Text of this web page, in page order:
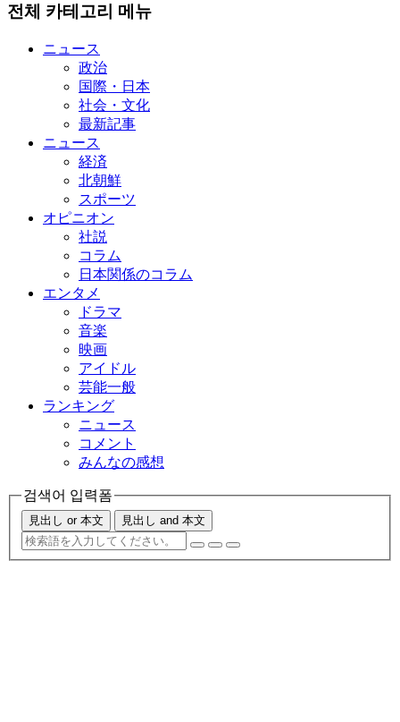
전체 카테고리 메뉴
ニュース
政治
国際・日本
社会・文化
最新記事
ニュース
経済
北朝鮮
スポーツ
オピニオン
社説
コラム
日本関係のコラム
エンタメ
ドラマ
音楽
映画
アイドル
芸能一般
ランキング
ニュース
コメント
みんなの感想
검색어 입력폼
見出し or 本文 見出し and 本文